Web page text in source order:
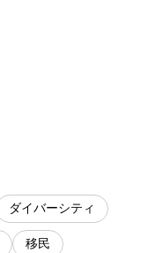
ダイバーシティ
移民